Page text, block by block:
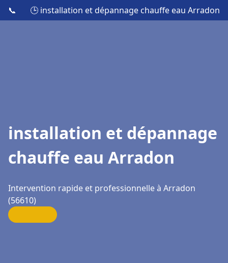
📞 🕒 installation et dépannage chauffe eau Arradon
installation et dépannage
chauffe eau Arradon
Intervention rapide et professionnelle à Arradon
(56610)